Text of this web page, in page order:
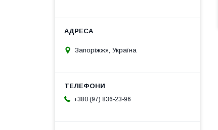
Запоріжжя, Україна
+380 (97) 836-23-96